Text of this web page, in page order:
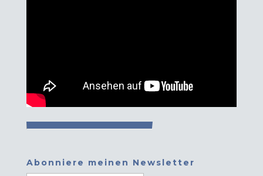
Abonniere meinen Newsletter